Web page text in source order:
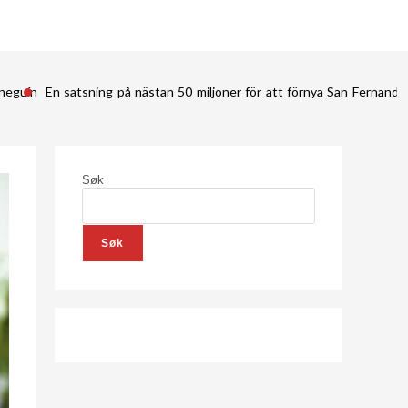
En satsning på nästan 50 miljoner för att förnya San
Søk
Søk